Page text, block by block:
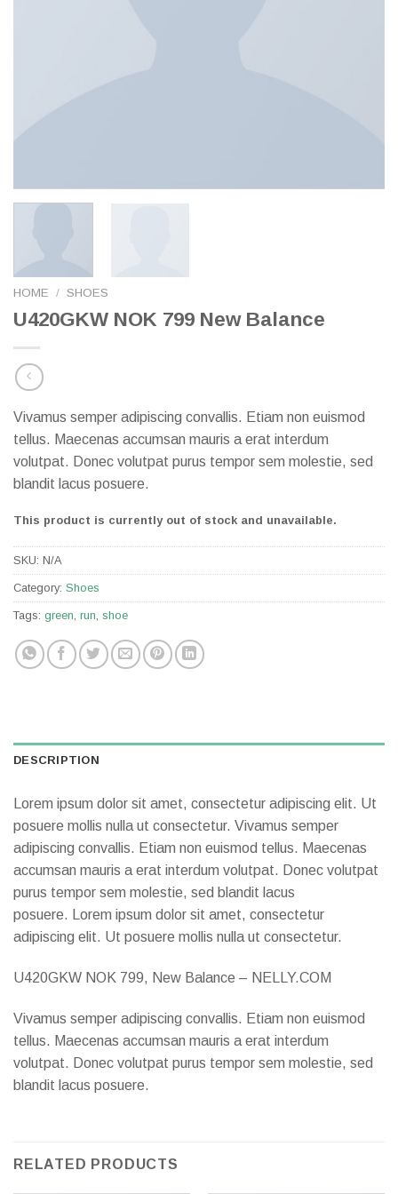
HOME / SHOES
U420GKW NOK 799 New Balance
Vivamus semper adipiscing convallis. Etiam non euismod
tellus. Maecenas accumsan mauris a erat interdum
volutpat. Donec volutpat purus tempor sem molestie, sed
blandit lacus posuere.
This product is currently out of stock and unavailable.
SKU: N/A
Category: Shoes
Tags: green run shoe
DESCRIPTION
Lorem ipsum dolor sit amet, consectetur adipiscing elit. Ut
posuere mollis nulla ut consectetur. Vivamus semper
adipiscing convallis. Etiam non euismod tellus. Maecenas
accumsan mauris a erat interdum volutpat. Donec volutpat
purus tempor sem molestie, sed blandit lacus
posuere. Lorem ipsum dolor sit amet, consectetur
adipiscing elit. Ut posuere mollis nulla ut consectetur.
U420GKW NOK 799, New Balance – NELLY.COM
Vivamus semper adipiscing convallis. Etiam non euismod
tellus. Maecenas accumsan mauris a erat interdum
volutpat. Donec volutpat purus tempor sem molestie, sed
blandit lacus posuere.
RELATED PRODUCTS